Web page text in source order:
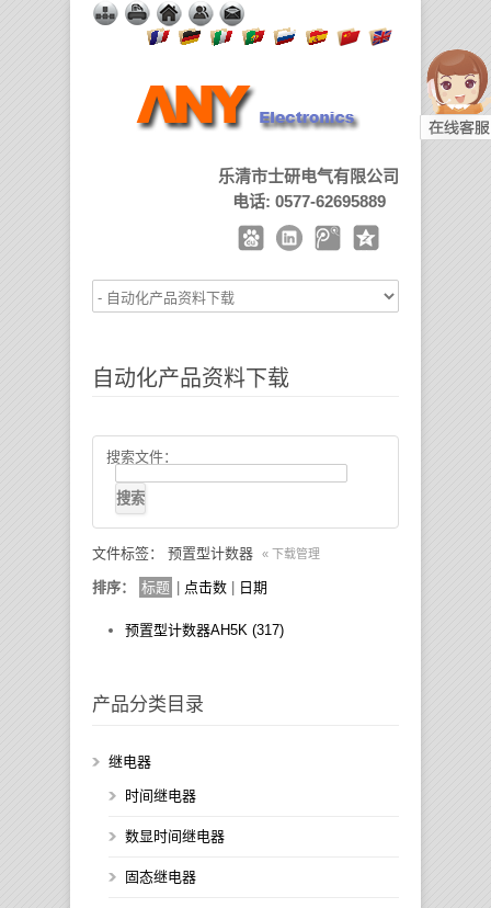
乐清市士研电气有限公司
电话: 0577-62695889
自动化产品资料下载
搜索文件：
文件标签： 预置型计数器 « 下载管理
排序： 标题 点击数 日期
预置型计数器AH5K (317)
产品分类目录
继电器
时间继电器
数显时间继电器
固态继电器